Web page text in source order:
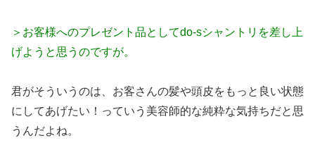
＞お客様へのプレゼント品としてdo-sシャントリを差し上
げようと思うのですが。
君がそういうのは、お客さんの髪や頭皮をもっと良い状態
にしてあげたい！っていう美容師的な純粋な気持ちだと思
うんだよね。